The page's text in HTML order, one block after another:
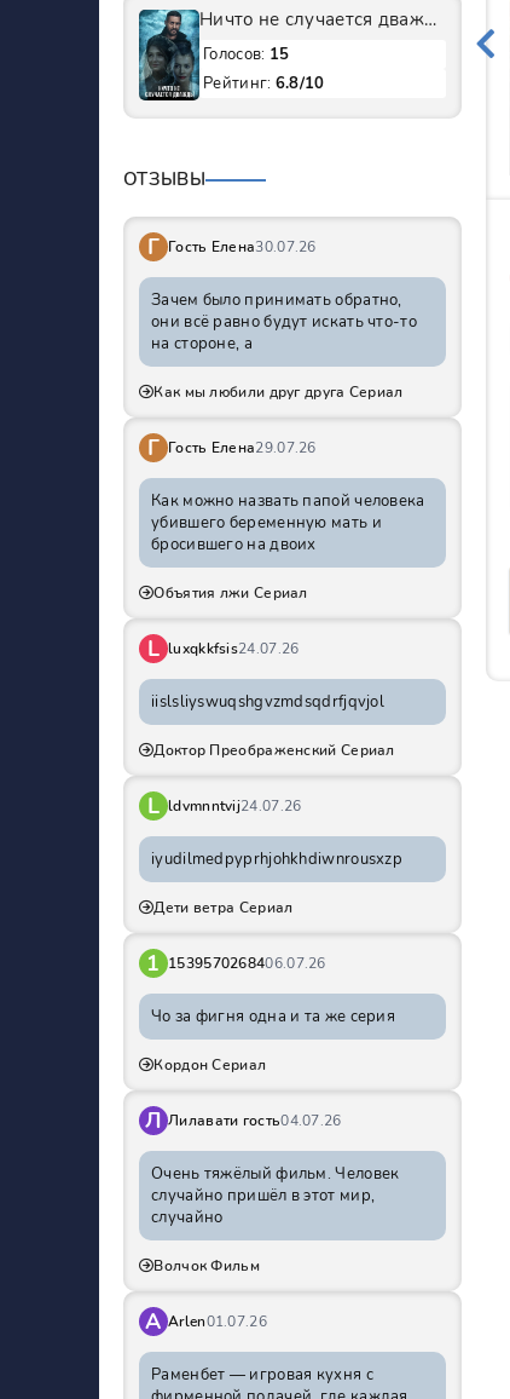
Ничто не случается дважды 1 Сезон Сериал
Голосов: 15
Рейтинг: 6.8/10
ОТЗЫВЫ
Г Гость Елена30.07.26
Зачем было принимать обратно,
они всё равно будут искать что-то
на стороне, а
Как мы любили друг друга Сериал
Г Гость Елена29.07.26
Как можно назвать папой человека
убившего беременную мать и
бросившего на двоих
Объятия лжи Сериал
L luxqkkfsis24.07.26
iislsliyswuqshgvzmdsqdrfjqvjol
Доктор Преображенский Сериал
L ldvmnntvij24.07.26
iyudilmedpyprhjohkhdiwnrousxzp
Дети ветра Сериал
1 1539570268406.07.26
Чо за фигня одна и та же серия
Кордон Сериал
Л Лилавати гость04.07.26
Очень тяжёлый фильм. Человек
случайно пришёл в этот мир,
случайно
Волчок Фильм
A Arlen01.07.26
Раменбет — игровая кухня с